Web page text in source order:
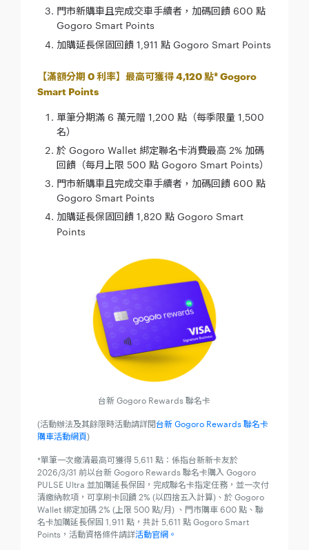
門市新購車且完成交車手續者，加碼回饋 600 點
Gogoro Smart Points
加購延長保固回饋 1,911 點 Gogoro Smart Points
【滿額分期 0 利率】最高可獲得 4,120 點* Gogoro
Smart Points
單筆分期滿 6 萬元贈 1,200 點（每季限量 1,500
名）
於 Gogoro Wallet 綁定聯名卡消費最高 2% 加碼
回饋（每月上限 500 點 Gogoro Smart Points）
門市新購車且完成交車手續者，加碼回饋 600 點
Gogoro Smart Points
加購延長保固回饋 1,820 點 Gogoro Smart
Points
台新 Gogoro Rewards 聯名卡
(活動辦法及其餘限時活動請詳閱台新 Gogoro Rewards 聯名卡
購車活動網頁)
*單筆一次繳清最高可獲得 5,611 點：係指台新新卡友於
2026/3/31 前以台新 Gogoro Rewards 聯名卡購入 Gogoro
PULSE Ultra 並加購延長保固，完成聯名卡指定任務，並一次付
清繳納款項，可享刷卡回饋 2% (以四捨五入計算)、於 Gogoro
Wallet 綁定加碼 2% (上限 500 點/月) 、門市購車 600 點、聯
名卡加購延長保固 1,911 點，共計 5,611 點 Gogoro Smart
Points，活動資格條件請詳活動官網。